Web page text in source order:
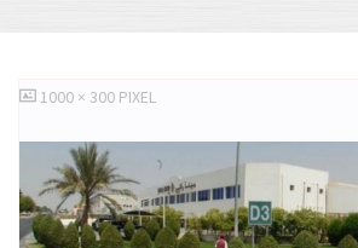
ORIGINALGRÖSSE
1000 × 300 PIXEL